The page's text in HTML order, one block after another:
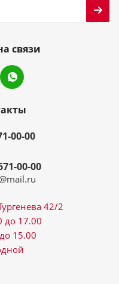
связи
00-00
00-00
42/2
до 17.00
15.00